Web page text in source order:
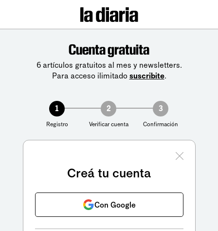
Cuenta gratuita
6 artículos gratuitos al mes y newsletters.
Para acceso ilimitado suscribite.
1
Registro
2
Verificar cuenta
3
Confirmación
Creá tu cuenta
Con Google